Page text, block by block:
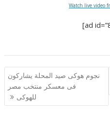
Watch live video
نجوم هوكى صيد المحلة يشاركون
فى معسكر منتخب مصر
للهوكى